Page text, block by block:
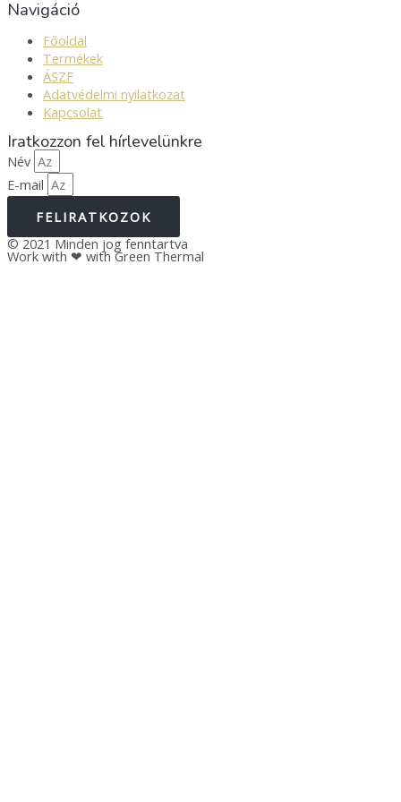
Navigáció
Főoldal
Termékek
ÁSZF
Adatvédelmi nyilatkozat
Kapcsolat
Iratkozzon fel hírlevelünkre
Név
E-mail
FELIRATKOZOK
© 2021 Minden jog fenntartva
Work with ❤ with Green Thermal